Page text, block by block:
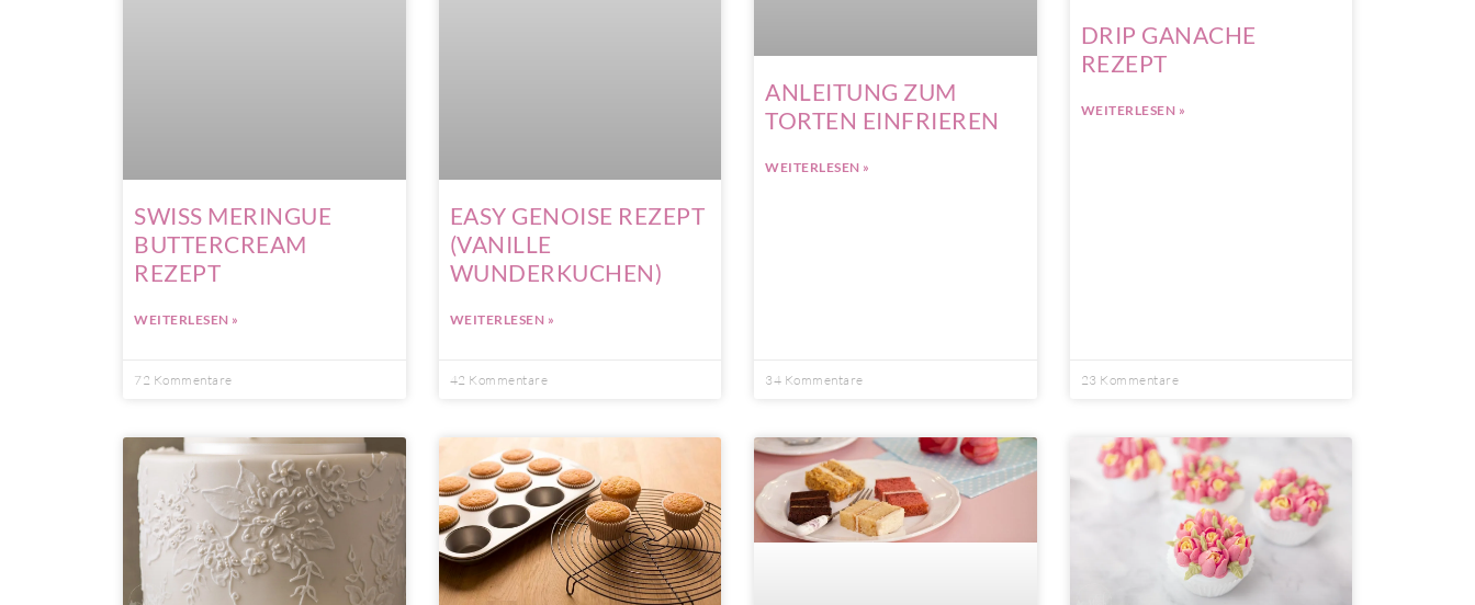
SWISS MERINGUE
BUTTERCREAM
REZEPT
WEITERLESEN »
72 Kommentare
EASY GENOISE REZEPT
(VANILLE
WUNDERKUCHEN)
WEITERLESEN »
42 Kommentare
ANLEITUNG ZUM
TORTEN EINFRIEREN
WEITERLESEN »
34 Kommentare
DRIP GANACHE
REZEPT
WEITERLESEN »
23 Kommentare